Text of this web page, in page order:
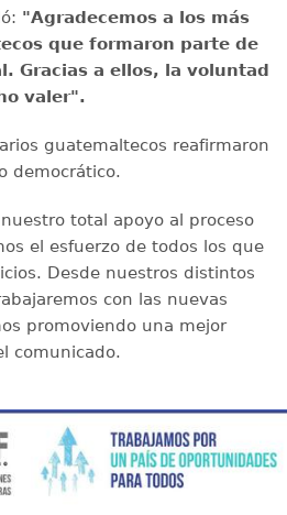
"Agradecemos a los más
que formaron parte de
Gracias a ellos, la voluntad
valer".
guatemaltecos reafirmaron
democrático.
total apoyo al proceso
el esfuerzo de todos los que
Desde nuestros distintos
con las nuevas
promoviendo una mejor
comunicado.